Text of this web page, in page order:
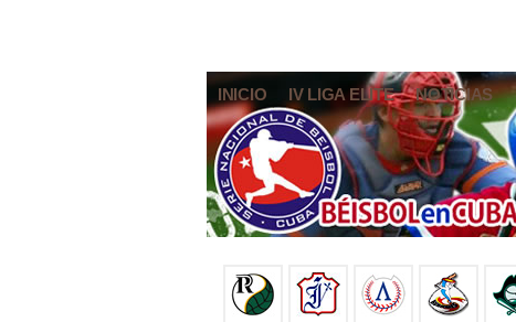
INICIO IV LIGA ELITE NOTICIAS